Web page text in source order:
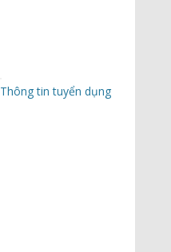
Thông tin tuyển dụng